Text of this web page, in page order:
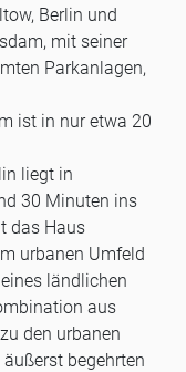
Berlin und
mit seiner
Parkanlagen,
ist in nur etwa 20
liegt in
30 Minuten ins
das Haus
urbanen Umfeld
ländlichen
aus
den urbanen
begehrten